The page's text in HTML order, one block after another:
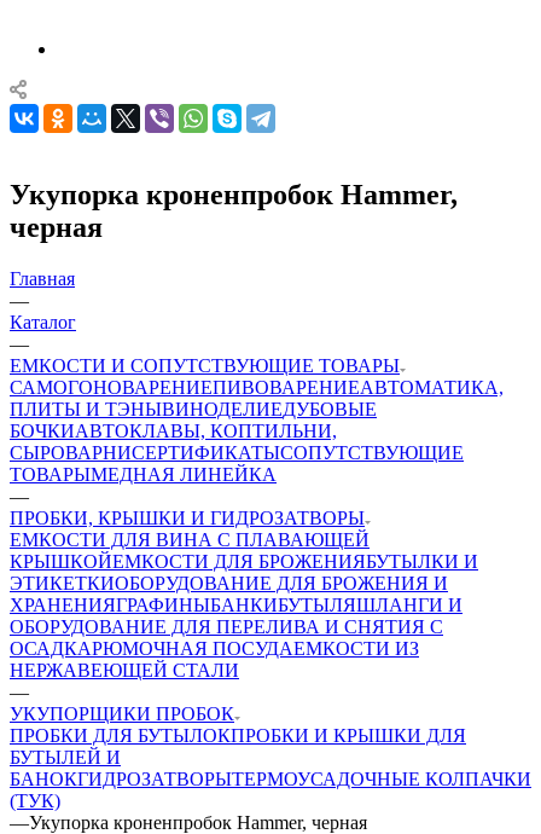
Укупорка кроненпробок Hammer,
черная
Главная
—
Каталог
—
ЕМКОСТИ И СОПУТСТВУЮЩИЕ ТОВАРЫ
САМОГОНОВАРЕНИЕПИВОВАРЕНИЕАВТОМАТИКА,
ПЛИТЫ И ТЭНЫВИНОДЕЛИЕДУБОВЫЕ
БОЧКИАВТОКЛАВЫ, КОПТИЛЬНИ,
СЫРОВАРНИСЕРТИФИКАТЫСОПУТСТВУЮЩИЕ
ТОВАРЫМЕДНАЯ ЛИНЕЙКА
—
ПРОБКИ, КРЫШКИ И ГИДРОЗАТВОРЫ
ЕМКОСТИ ДЛЯ ВИНА С ПЛАВАЮЩЕЙ
КРЫШКОЙЕМКОСТИ ДЛЯ БРОЖЕНИЯБУТЫЛКИ И
ЭТИКЕТКИОБОРУДОВАНИЕ ДЛЯ БРОЖЕНИЯ И
ХРАНЕНИЯГРАФИНЫБАНКИБУТЫЛЯШЛАНГИ И
ОБОРУДОВАНИЕ ДЛЯ ПЕРЕЛИВА И СНЯТИЯ С
ОСАДКАРЮМОЧНАЯ ПОСУДАЕМКОСТИ ИЗ
НЕРЖАВЕЮЩЕЙ СТАЛИ
—
УКУПОРЩИКИ ПРОБОК
ПРОБКИ ДЛЯ БУТЫЛОКПРОБКИ И КРЫШКИ ДЛЯ
БУТЫЛЕЙ И
БАНОКГИДРОЗАТВОРЫТЕРМОУСАДОЧНЫЕ КОЛПАЧКИ
(ТУК)
—Укупорка кроненпробок Hammer, черная